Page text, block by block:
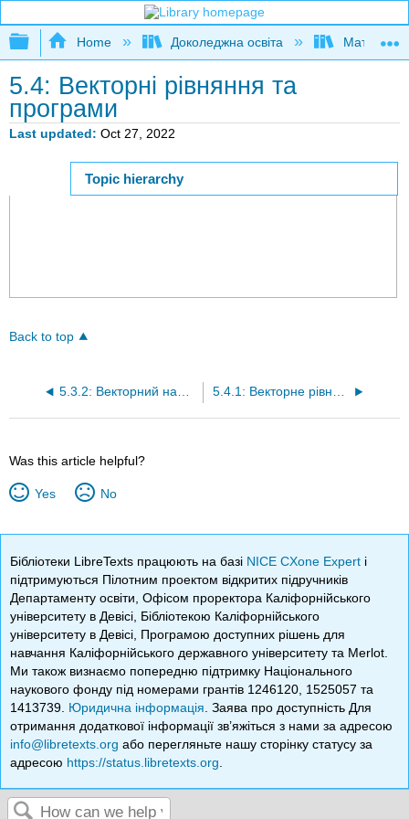
Expand/collapse global hierarchy
Home Доколеджна освіта
5.4: Векторні рівняння та
програми
Last updated Oct 27, 2022
Page ID
Topic hierarchy
Back to top
Was this article helpful?
Yes No
Бібліотеки LibreTexts працюють на базі NICE CXone Expert і
підтримуються Пілотним проектом відкритих підручників
Департаменту освіти, Офісом проректора Каліфорнійського
університету в Девісі, Бібліотекою Каліфорнійського
університету в Девісі, Програмою доступних рішень для
навчання Каліфорнійського державного університету та Merlot.
Ми також визнаємо попередню підтримку Національного
наукового фонду під номерами грантів 1246120, 1525057 та
1413739. Юридична інформація . Заява про доступність Для
отримання додаткової інформації зв’яжіться з нами за адресою
info@libretexts.org або перегляньте нашу сторінку статусу за
адресою https://status.libretexts.org